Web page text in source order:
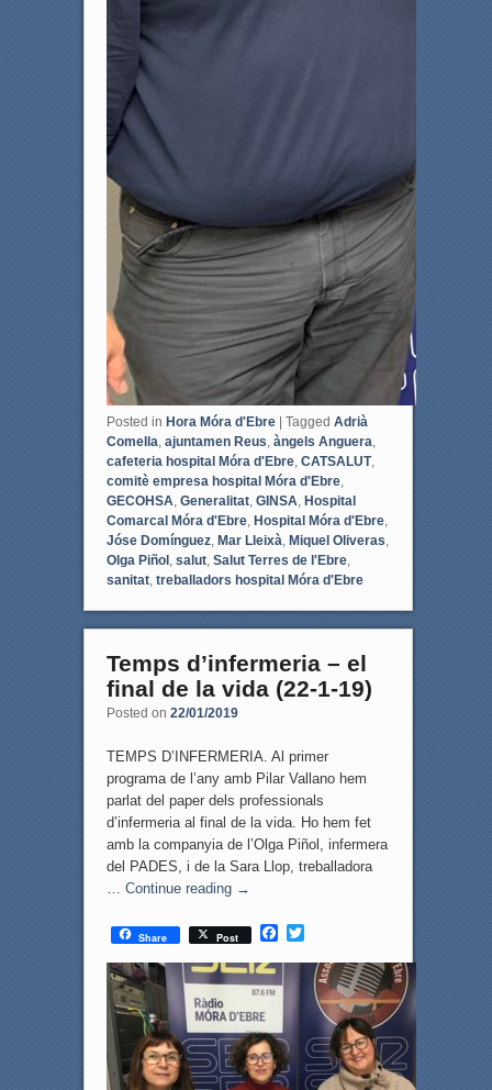
Posted in Hora Móra d'Ebre Tagged Adrià
Comella, ajuntamen Reus, àngels Anguera,
cafeteria hospital Móra d'Ebre, CATSALUT,
comitè empresa hospital Móra d'Ebre,
GECOHSA, Generalitat, GINSA, Hospital
Comarcal Móra d'Ebre, Hospital Móra d'Ebre,
Jóse Domínguez, Mar Lleixà, Miquel Oliveras,
Olga Piñol , salut, Salut Terres de l'Ebre,
sanitat, treballadors hospital Móra d'Ebre
Temps d’infermeria – el
final de la vida (22-1-19)
Posted on 22/01/2019
TEMPS D’INFERMERIA. Al primer
programa de l’any amb Pilar Vallano hem
parlat del paper dels professionals
d’infermeria al final de la vida. Ho hem fet
amb la companyia de l’Olga Piñol, infermera
del PADES, i de la Sara Llop, treballadora
… Continue reading →
Share Post
F
c
e
o
o
k
T
i
r